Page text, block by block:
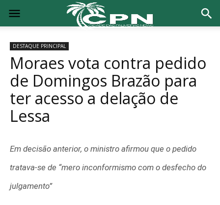
DESTAQUE PRINCIPAL
Moraes vota contra pedido
de Domingos Brazão para
ter acesso a delação de
Lessa
Em decisão anterior, o ministro afirmou que o pedido
tratava-se de “mero inconformismo com o desfecho do
julgamento”